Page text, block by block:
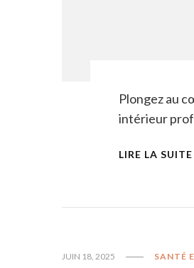
Plongez au
intérieur
LIRE LA SUITE
JUIN 18, 2025 SANTÉ